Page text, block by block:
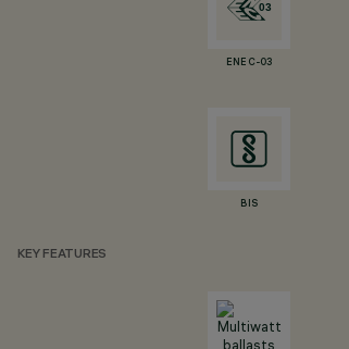
ENEC-03
BIS
KEY FEATURES